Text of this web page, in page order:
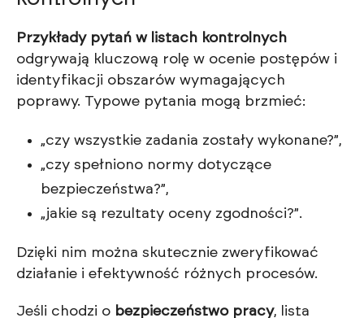
Przykłady pytań w listach kontrolnych
odgrywają kluczową rolę w ocenie postępów i
identyfikacji obszarów wymagających
poprawy. Typowe pytania mogą brzmieć:
„czy wszystkie zadania zostały wykonane?”,
„czy spełniono normy dotyczące
bezpieczeństwa?”,
„jakie są rezultaty oceny zgodności?”.
Dzięki nim można skutecznie zweryfikować
działanie i efektywność różnych procesów.
Jeśli chodzi o bezpieczeństwo pracy, lista